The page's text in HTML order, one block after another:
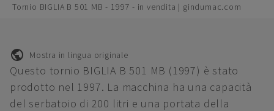
Tornio BIGLIA B 501 MB - 1997 - in vendita | gindumac.com
Mostra in lingua originale
Questo tornio BIGLIA B 501 MB (1997) è stato
prodotto nel 1997. La macchina ha una capacità
del serbatoio di 200 litri e una portata della